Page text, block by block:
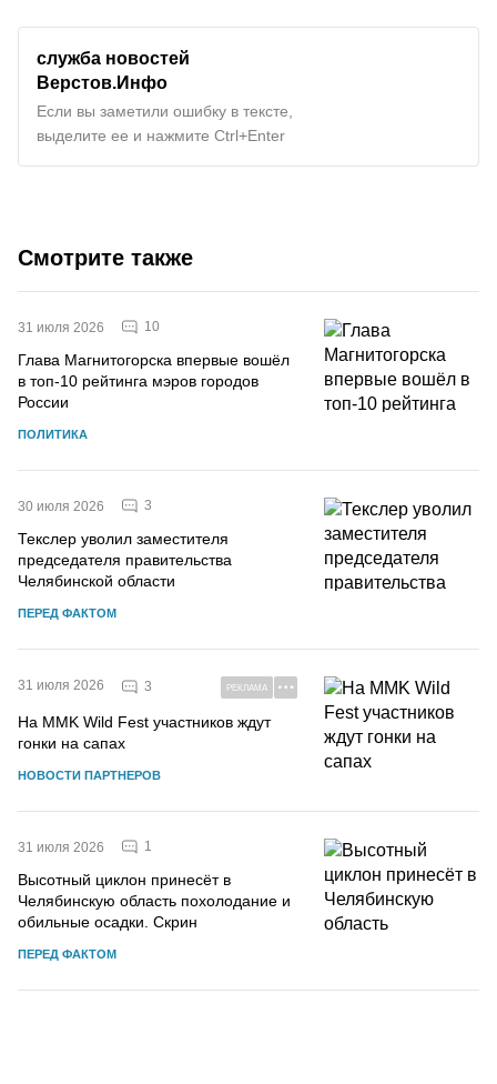
служба новостей
Верстов.Инфо
Если вы заметили ошибку в тексте,
выделите ее и нажмите Ctrl+Enter
Смотрите также
31 июля 2026 10
Глава Магнитогорска впервые вошёл
в топ-10 рейтинга мэров городов
России
ПОЛИТИКА
30 июля 2026 3
Текслер уволил заместителя
председателя правительства
Челябинской области
ПЕРЕД ФАКТОМ
31 июля 2026 3 РЕКЛАМА
На MMK Wild Fest участников ждут
гонки на сапах
НОВОСТИ ПАРТНЕРОВ
31 июля 2026 1
Высотный циклон принесёт в
Челябинскую область похолодание и
обильные осадки. Скрин
ПЕРЕД ФАКТОМ